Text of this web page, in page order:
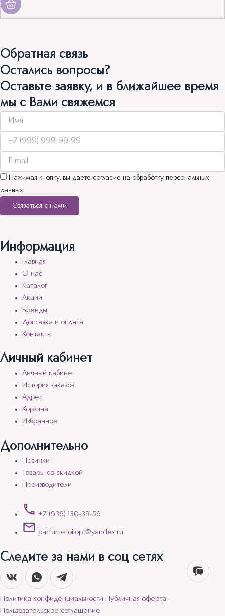
Обратная связь
Остались вопросы?
Оставьте заявку, и в ближайшее время
мы с Вами свяжемся
Нажимая кнопку, вы даете согласие на обработку персональных
данных
Связаться с нами
Информация
Главная
О нас
Каталог
Акции
Бренды
Доставка и оплата
Контакты
Личный кабинет
Личный кабинет
История заказов
Адрес
Корзина
Избранное
Дополнительно
Новинки
Товары со скидкой
Производители
+7 (936) 130-39-56
parfumeroilopt@yandex.ru
Следите за нами в соц сетях
Политика конфиденциальности
Публичная оферта
Пользовательское соглашение